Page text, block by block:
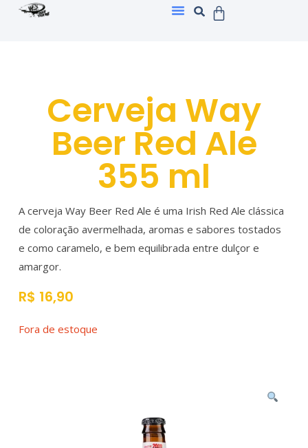
Cerveja Way
Beer Red Ale
355 ml
A cerveja Way Beer Red Ale é uma Irish Red Ale clássica
de coloração avermelhada, aromas e sabores tostados
e como caramelo, e bem equilibrada entre dulçor e
amargor.
R$ 16,90
Fora de estoque